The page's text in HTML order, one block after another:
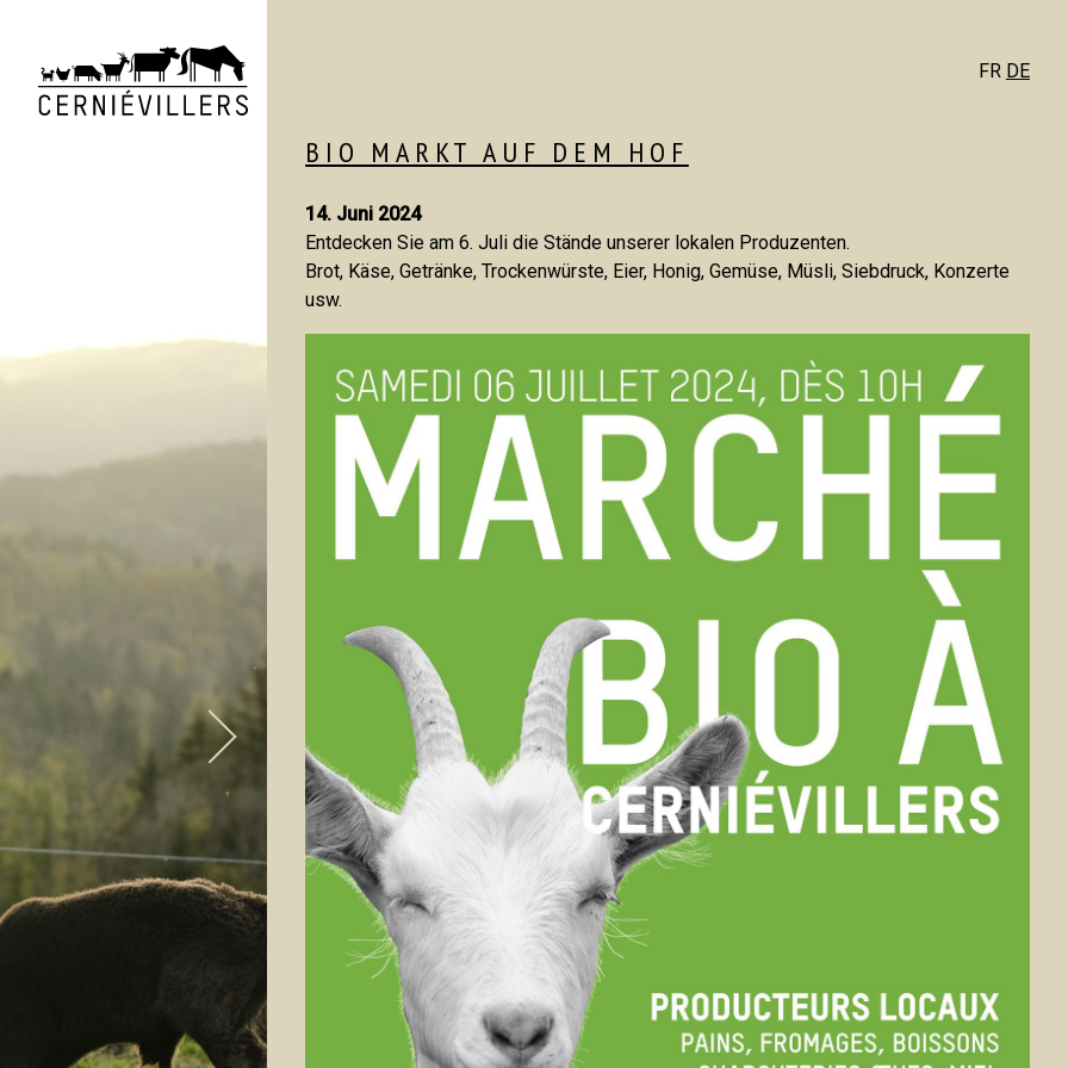
FR DE
UNSERE TIERE WALDARBEIT
GETREIDE
GEMÜSE UND BAUMGARTEN
VERARBEITUNG
AKTUELLES
GESCHICHTE
TEAM
LAGE UND KONTAKT
FR DE
BIO MARKT AUF DEM HOF
14. Juni 2024
Entdecken Sie am 6. Juli die Stände unserer lokalen Produzenten.
Brot, Käse, Getränke, Trockenwürste, Eier, Honig, Gemüse, Müsli, Siebdruck, Konzerte
usw.